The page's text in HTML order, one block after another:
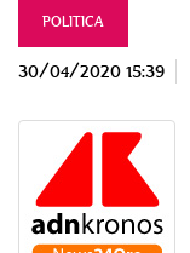
POLITICA
30/04/2020 15:39